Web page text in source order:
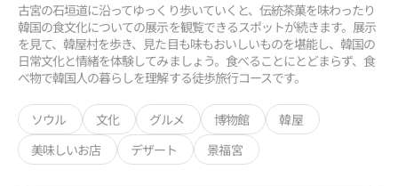
古宮の石垣道に沿ってゆっくり歩いていくと、伝統茶菓を味わったり
韓国の食文化についての展示を観覧できるスポットが続きます。展示
を見て、韓屋村を歩き、見た目も味もおいしいものを堪能し、韓国の
日常文化と情緒を体験してみましょう。食べることにとどまらず、食
べ物で韓国人の暮らしを理解する徒歩旅行コースです。
ソウル 文化 グルメ 博物館
韓屋
美味しいお店
デザート 景福宮